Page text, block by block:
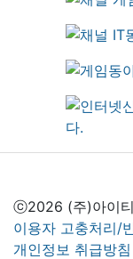
ⓒ2026 (주)아이
이용자 고충처리/
개인정보 취급방침